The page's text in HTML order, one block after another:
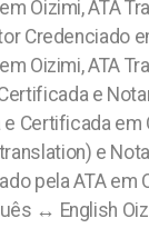
Oizimi, ATA
Credenciado
Oizimi, ATA
e
Certificada em
e
pela ATA em
↔️ English